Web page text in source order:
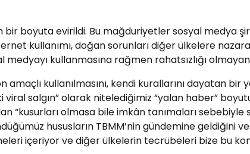
boyuta evirildi. Bu mağduriyetler sosyal medya
kullanımı, doğan sorunları diğer ülkelere
kullanmasına rağmen rahatsızlığı
kullanılmasını, kendi kurallarını dayatan bir
viral salgın” olarak nitelediğimiz “yalan haber”
“kusurları olmasa bile imkân tanımaları
hususların TBMM’nin gündemine geldiğini
içeriyor ve diğer ülkelerin tecrübeleri bize bu